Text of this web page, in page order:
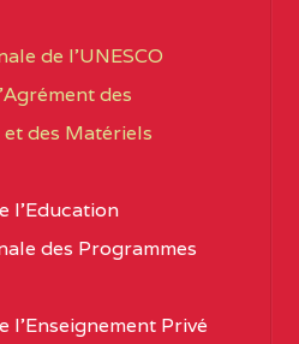
de l’UNESCO
des
des Matériels
l’Education
des Programmes
l’Enseignement Privé